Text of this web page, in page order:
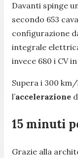
Davanti spinge
secondo 653
configurazione
integrale
invece 680 i CV
Supera i 300
l’accelerazione
15 minuti
Grazie alla